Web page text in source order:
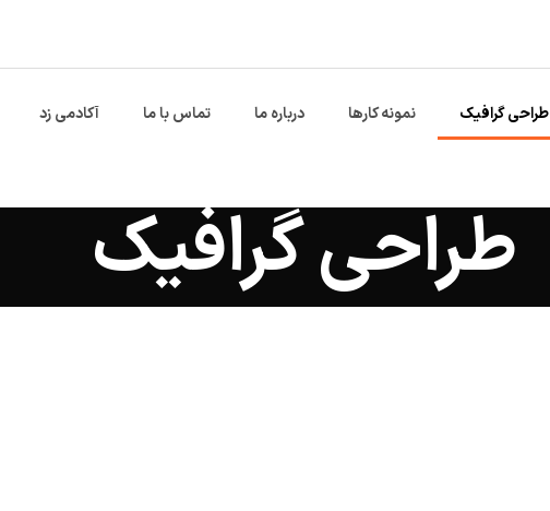
طراحی گرافیک نمونه کارها درباره ما تماس با ما آکادمی زد
طراحی گرافیک